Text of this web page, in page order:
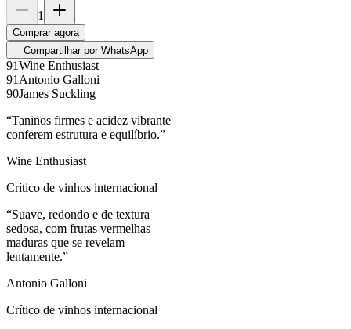
1
Comprar agora
Compartilhar por WhatsApp
91Wine Enthusiast
91 Antonio Galloni
90James Suckling
“Taninos firmes e acidez vibrante
conferem estrutura e equilíbrio.”
Wine Enthusiast
Crítico de vinhos internacional
“Suave, redondo e de textura
sedosa, com frutas vermelhas
maduras que se revelam
lentamente.”
Antonio Galloni
Crítico de vinhos internacional